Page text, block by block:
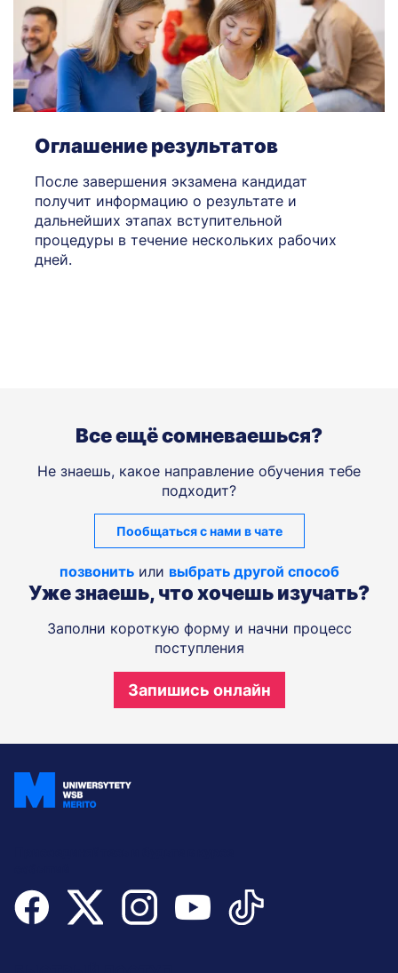
Оглашение результатов
После завершения экзамена кандидат
получит информацию о результате и
дальнейших этапах вступительной
процедуры в течение нескольких рабочих
дней.
Все ещё сомневаешься?
Не знаешь, какое направление обучения тебе
подходит?
Пообщаться с нами в чате
позвонить или выбрать другой способ
Уже знаешь, что хочешь изучать?
Заполни короткую форму и начни процесс
поступления
Запишись онлайн